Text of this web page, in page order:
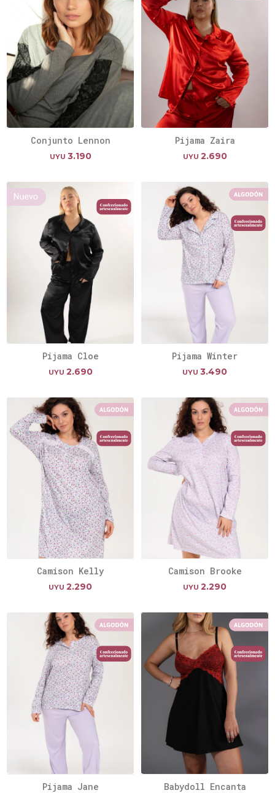
Conjunto Lennon
UYU 3.190
Pijama Zaira
UYU 2.690
Pijama Cloe
UYU 2.690
Pijama Winter
UYU 3.490
Camison Kelly
UYU 2.290
Camison Brooke
UYU 2.290
Pijama Jane Babydoll Encanta